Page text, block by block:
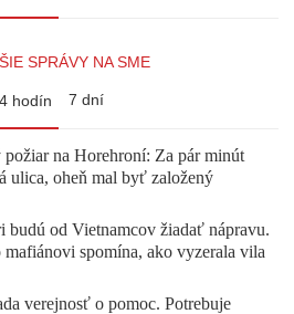
SPRÁVY NA SME
hodín 7 dní
na Horehroní: Za pár minút
ulica, oheň mal byť založený
budú od Vietnamcov žiadať nápravu.
spomína, ako vyzerala vila
verejnosť o pomoc. Potrebuje